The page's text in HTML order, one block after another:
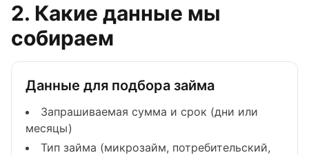
2. Какие данные мы
собираем
Данные для подбора займа
Запрашиваемая сумма и срок (дни или
месяцы)
Тип займа (микрозайм, потребительский,